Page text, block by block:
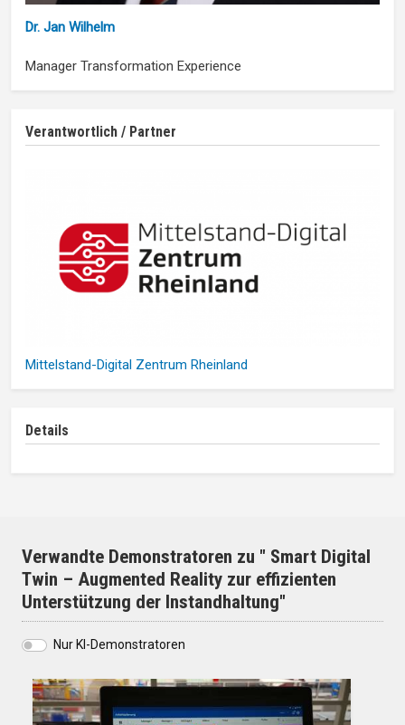
Dr. Jan Wilhelm
Manager Transformation Experience
Verantwortlich / Partner
Mittelstand-Digital Zentrum Rheinland
Details
Verwandte Demonstratoren zu " Smart Digital
Twin – Augmented Reality zur effizienten
Unterstützung der Instandhaltung"
Nur KI-Demonstratoren